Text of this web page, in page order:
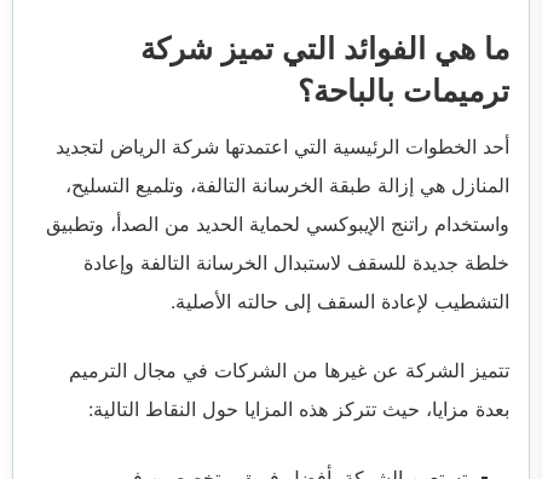
ما هي الفوائد التي تميز شركة
ترميمات بالباحة؟
أحد الخطوات الرئيسية التي اعتمدتها شركة الرياض لتجديد
المنازل هي إزالة طبقة الخرسانة التالفة، وتلميع التسليح،
واستخدام راتنج الإيبوكسي لحماية الحديد من الصدأ، وتطبيق
خلطة جديدة للسقف لاستبدال الخرسانة التالفة وإعادة
التشطيب لإعادة السقف إلى حالته الأصلية.
تتميز الشركة عن غيرها من الشركات في مجال الترميم
بعدة مزايا، حيث تتركز هذه المزايا حول النقاط التالية: